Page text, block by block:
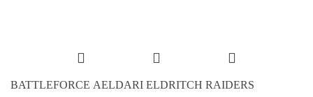
BATTLEFORCE AELDARI ELDRITCH RAIDERS